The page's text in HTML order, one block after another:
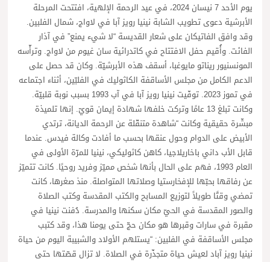
يوم الأحد 7 نيسان 2024، في عيد الرحمة الإلهية، افتتحت المرحلة
الأبرشية دعوى تطويب الشابة نينيا رويز آبا في لاواج، شمال الفلبين.
وقد وافق الفاتيكان على شعار القديسة “لا شيء يمنع” في آذار
الفائت. وأُقيم حفل الافتتاح في كاتدرائية سان غيوم من لاواج. وترأّسه
المونسنيور ريناتو مايوغبا، أسقف هذه الأبرشيّة. وكان قد حصل على
الدعم الكامل من مجلس الأساقفة الكاثوليك في الفلبّين، أثناء اجتماعه
في تموز 2023. توفّيت نينيا رويز آبا في آب 1993 بسبب نوبة قلبيّة.
وكانت تبلغ 13 عامًا وتركت خلفها شهادة إيمان قويّ. إنها تلميذة
مبشّرة حقيقية وكانت “شاهدة متنقّلة عن الرحمة الديانة، ترتدي
الأبيض على الدوام وحول عنقها بحسب ما أفادت وكالة فيدس. عندما
قابل الأب داني باخاريلاجيا، كاهن كاثوليكي، نينيا للمرّة الأولى في
العام 1993، فهم على الحال بأنها شخص مميّز وفريد روحيًا. كانت تتميّز
عن رفاقها بحبّها للإفخارستيا وصلاتها المتواصلة. منذ صغرها، كانت
تمضي وقتًا طويلاً لتوزيع المسابح والكتب المقدسة وكتب الصلاة
والصور المقدسة في الحيّ مكان سكنها والمدرسة. دُفنت نينيا في
مقبرة في سارات وقبرها هو مكان حجّ حتى يومنا هذا، وقد كتبب
مجلس الأساقفة في الفلبين: “يستلهم الأولاد والشبيبة اليوم من حياة
نينيا رويز آباد لعيش حياة متجذّرة في الصلاة. لا تزال قصّتها حتى